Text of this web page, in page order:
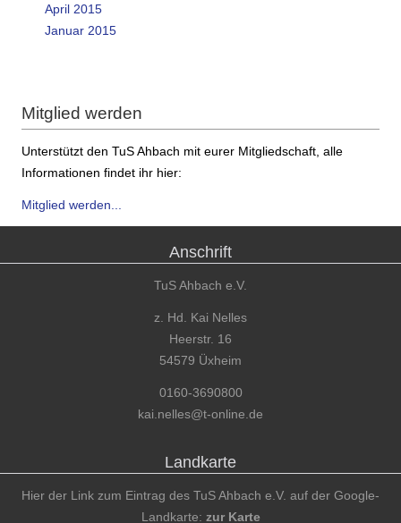
April 2015
Januar 2015
Mitglied werden
Unterstützt den TuS Ahbach mit eurer Mitgliedschaft, alle
Informationen findet ihr hier:
Mitglied werden...
Anschrift
TuS Ahbach e.V.
z. Hd. Kai Nelles
Heerstr. 16
54579 Üxheim
0160-3690800
kai.nelles@t-online.de
Landkarte
Hier der Link zum Eintrag des TuS Ahbach e.V. auf der Google-
Landkarte: zur Karte